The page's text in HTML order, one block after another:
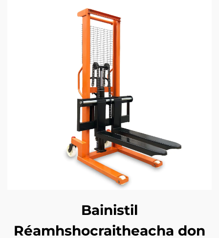
Bainistil
Réamhshocraitheacha don